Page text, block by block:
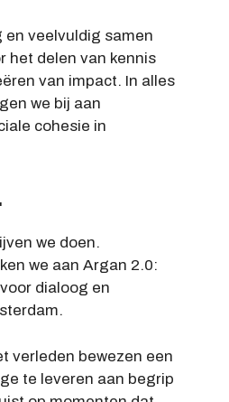
en veelvuldig samen
het delen van kennis
van impact. In alles
we bij aan
cohesie in
we doen.
we aan Argan 2.0:
dialoog en
verleden bewezen een
te leveren aan begrip